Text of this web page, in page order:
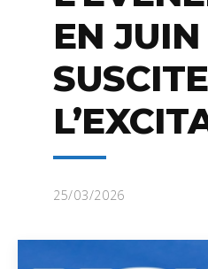
EN JUIN
SUSCITE
25/03/2026